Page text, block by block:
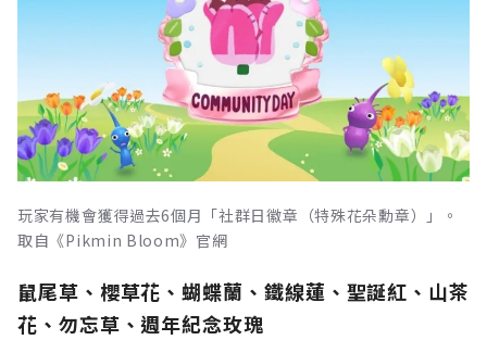
玩家有機會獲得過去6個月「社群日徽章（特殊花朵勳章）」。
取自《Pikmin Bloom》官網
鼠尾草、櫻草花、蝴蝶蘭、鐵線蓮、聖誕紅、山茶
花、勿忘草、週年紀念玫瑰